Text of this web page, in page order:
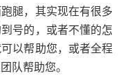
腿，其实现在有很多
号的，或者不懂的怎
以帮助您，或者全程
队帮助您。